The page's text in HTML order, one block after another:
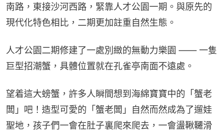
南路，東接沙河西路，緊靠人才公園一期。與原先的
現代化特色相比，二期更加註重自然生態。
人才公園二期修建了一處別緻的無動力樂園 —— 一隻
巨型招潮蟹，具體位置就在孔雀亭南面不遠處。
望着這大螃蟹，許多人瞬間想到海綿寶寶中的「蟹老
闆」吧！造型可愛的「蟹老闆」自然而然成為了遛娃
聖地，孩子們一會在肚子裏爬來爬去，一會盪鞦韆滑